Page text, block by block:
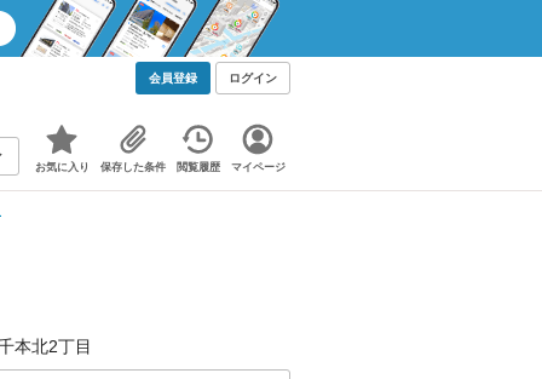
会員登録 ログイン
お気に入り 保存した条件 閲覧履歴 マイページ
本北2丁目